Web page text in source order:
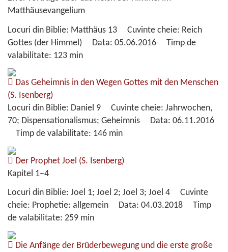
Matthäusevangelium
Locuri din Biblie: Matthäus 13 Cuvinte cheie: Reich
Gottes (der Himmel)
Data: 05.06.2016 Timp de
valabilitate: 123 min
Das Geheimnis in den Wegen Gottes mit den Menschen
(S. Isenberg)
Locuri din Biblie: Daniel 9 Cuvinte cheie: Jahrwochen,
70; Dispensationalismus; Geheimnis Data: 06.11.2016
Timp de valabilitate: 146 min
Der Prophet Joel (S. Isenberg)
Kapitel 1–4
Locuri din Biblie: Joel 1; Joel 2; Joel 3; Joel 4 Cuvinte
cheie: Prophetie: allgemein Data: 04.03.2018 Timp
de valabilitate: 259 min
Die Anfänge der Brüderbewegung und die erste große